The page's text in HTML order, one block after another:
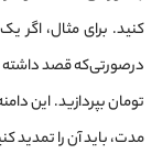
مدت، باید آن را تمدید